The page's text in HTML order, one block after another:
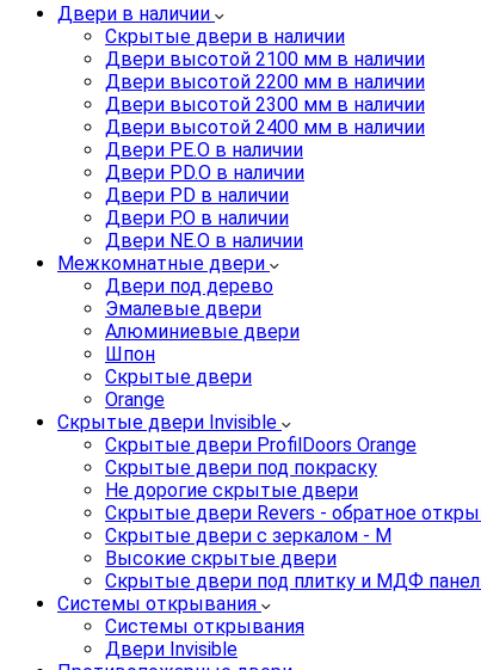
Двери в наличии
Скрытые двери в наличии
Двери высотой 2100 мм в наличии
Двери высотой 2200 мм в наличии
Двери высотой 2300 мм в наличии
Двери высотой 2400 мм в наличии
Двери PE.O в наличии
Двери PD.O в наличии
Двери PD в наличии
Двери P.O в наличии
Двери NE.O в наличии
Межкомнатные двери
Двери под дерево
Эмалевые двери
Алюминиевые двери
Шпон
Скрытые двери
Orange
Скрытые двери Invisible
Скрытые двери ProfilDoors Orange
Скрытые двери под покраску
Не дорогие скрытые двери
Скрытые двери Revers - обратное
Скрытые двери с зеркалом - M
Высокие скрытые двери
Скрытые двери под плитку и МДФ
Системы открывания
Системы открывания
Двери Invisible